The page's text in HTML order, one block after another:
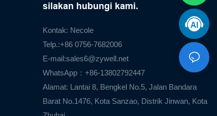
silakan hubungi kami.
Kontak: Necole
Telp.:+86 0756-7682006
E-mail:sales6@zywell.net
WhatsApp：+86-13802792447
Alamat: Lantai 8, Bengkel No.5, Jalan Bandara
Barat No.1476, Kota Sanzao, Distrik Jinwan, Kota